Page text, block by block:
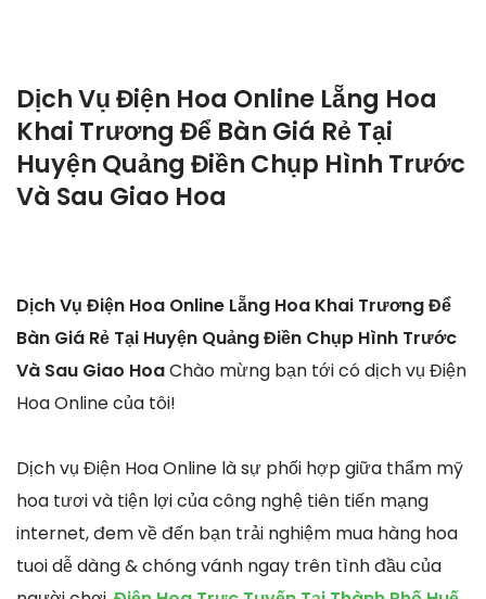
Dịch Vụ Điện Hoa Online Lẵng Hoa
Khai Trương Để Bàn Giá Rẻ Tại
Huyện Quảng Điền Chụp Hình Trước
Và Sau Giao Hoa
Dịch Vụ Điện Hoa Online Lẵng Hoa Khai Trương Để
Bàn Giá Rẻ Tại Huyện Quảng Điền Chụp Hình Trước
Và Sau Giao HoaChào mừng bạn tới có dịch vụ Điện
Hoa Online của tôi!
Dịch vụ Điện Hoa Online là sự phối hợp giữa thẩm mỹ
hoa tươi và tiện lợi của công nghệ tiên tiến mạng
internet, đem về đến bạn trải nghiệm mua hàng hoa
tuoi dễ dàng & chóng vánh ngay trên tình đầu của